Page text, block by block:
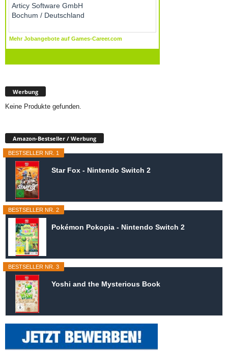
Werbung
Keine Produkte gefunden.
Amazon-Bestseller / Werbung
BESTSELLER NR. 1
Star Fox - Nintendo Switch 2
BESTSELLER NR. 2
Pokémon Pokopia - Nintendo Switch 2
BESTSELLER NR. 3
Yoshi and the Mysterious Book